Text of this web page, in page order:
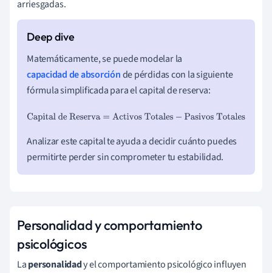
arriesgadas.
Matemáticamente, se puede modelar la
capacidad de absorciónde pérdidas con la siguiente
fórmula simplificada para el capital de reserva:
Capital de Reserva=Activos Totales−Pasivos Totales
Analizar este capital te ayuda a decidir cuánto puedes
permitirte perder sin comprometer tu estabilidad.
Personalidad y comportamiento
psicológicos
Lapersonalidady el comportamiento psicológico influyen